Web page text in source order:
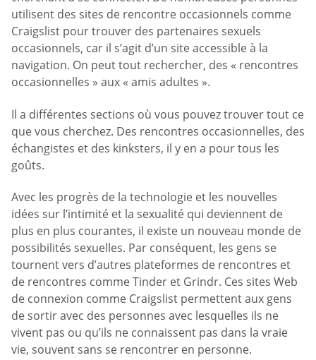
utilisent des sites de rencontre occasionnels comme
Craigslist pour trouver des partenaires sexuels
occasionnels, car il s’agit d’un site accessible à la
navigation. On peut tout rechercher, des « rencontres
occasionnelles » aux « amis adultes ».
Il a différentes sections où vous pouvez trouver tout ce
que vous cherchez. Des rencontres occasionnelles, des
échangistes et des kinksters, il y en a pour tous les
goûts.
Avec les progrès de la technologie et les nouvelles
idées sur l’intimité et la sexualité qui deviennent de
plus en plus courantes, il existe un nouveau monde de
possibilités sexuelles. Par conséquent, les gens se
tournent vers d’autres plateformes de rencontres et
de rencontres comme Tinder et Grindr. Ces sites Web
de connexion comme Craigslist permettent aux gens
de sortir avec des personnes avec lesquelles ils ne
vivent pas ou qu’ils ne connaissent pas dans la vraie
vie, souvent sans se rencontrer en personne.